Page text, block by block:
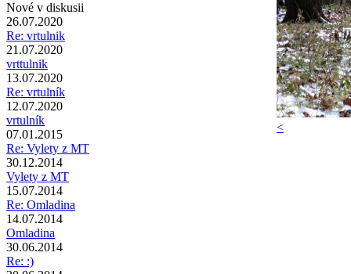
Nové v diskusii
26.07.2020
Re: vrtulnik
21.07.2020
vrttulnik
13.07.2020
Re: vrtulník
12.07.2020
vrtulník
07.01.2015
Re: Vylety z MT
30.12.2014
Vylety z MT
15.07.2014
Re: Omladina
14.07.2014
Omladina
30.06.2014
Re: :)
<